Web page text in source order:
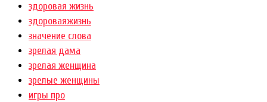
здоровая жизнь
здороваяжизнь
значение слова
зрелая дама
зрелая женщина
зрелые женщины
игры про